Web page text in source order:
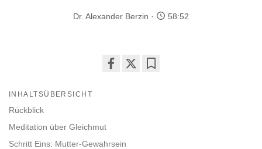
Dr. Alexander Berzin 58:52
INHALTSÜBERSICHT
Rückblick
Meditation über Gleichmut
Schritt Eins: Mutter-Gewahrsein